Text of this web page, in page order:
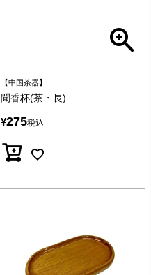
【中国茶器】
聞香杯(茶・長)
¥275税込